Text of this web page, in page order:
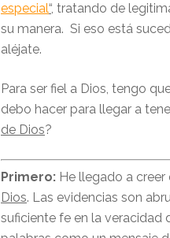
especial“, tratando de
su manera. Si eso está
aléjate.
Para ser fiel a Dios, tengo
debo hacer para llegar a
de Dios?
Primero: He llegado a creer
Dios. Las evidencias son
suficiente fe en la veracidad